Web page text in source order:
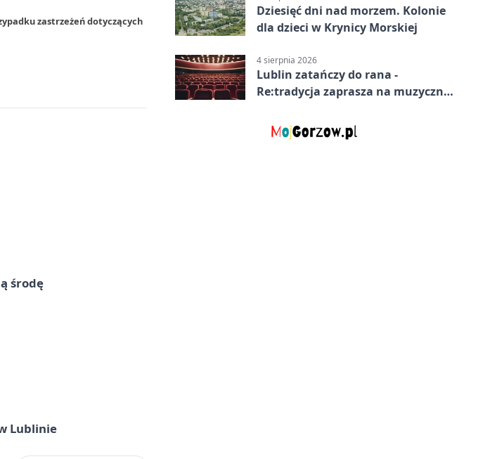
zastrzeżeń dotyczących
środę
Lublinie
Dziesięć dni nad morzem. Kolonie
dla dzieci w Krynicy Morskiej
4 sierpnia 2026
Lublin zatańczy do rana -
Re:tradycja zaprasza na muzyczną